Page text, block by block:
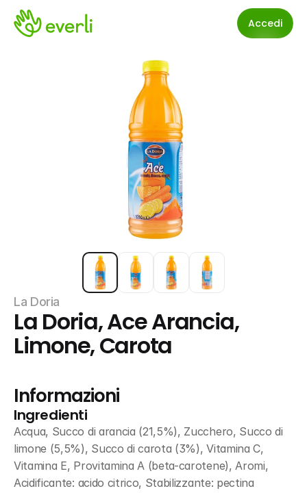
Accedi
La Doria
La Doria, Ace Arancia,
Limone, Carota
Informazioni
Ingredienti
Acqua, Succo di arancia (21,5%), Zucchero, Succo di
limone (5,5%), Succo di carota (3%), Vitamina C,
Vitamina E, Provitamina A (beta-carotene), Aromi,
Acidificante: acido citrico, Stabilizzante: pectina